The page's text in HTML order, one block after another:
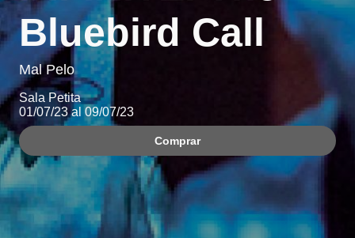
Bluebird Call
Mal Pelo
Sala Petita
01/07/23 al 09/07/23
Comprar